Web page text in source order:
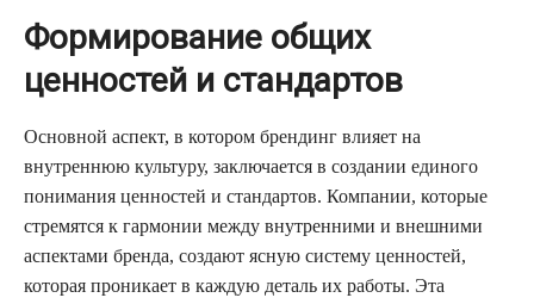
Формирование общих
ценностей и стандартов
Основной аспект, в котором брендинг влияет на
внутреннюю культуру, заключается в создании единого
понимания ценностей и стандартов. Компании, которые
стремятся к гармонии между внутренними и внешними
аспектами бренда, создают ясную систему ценностей,
которая проникает в каждую деталь их работы. Эта